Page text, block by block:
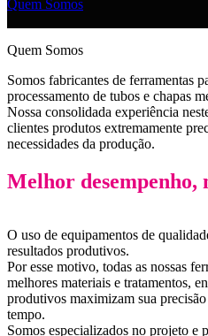
Quem Somos
Quem Somos
Somos fabricantes de ferramentas
processamento de tubos e chapas
Nossa consolidada experiência
clientes produtos extremamente
necessidades da produção.
Melhor desempenho,
O uso de equipamentos de
resultados produtivos.
Por esse motivo, todas as nossas
melhores materiais e tratamentos,
produtivos maximizam sua
tempo.
Somos especializados no projeto e